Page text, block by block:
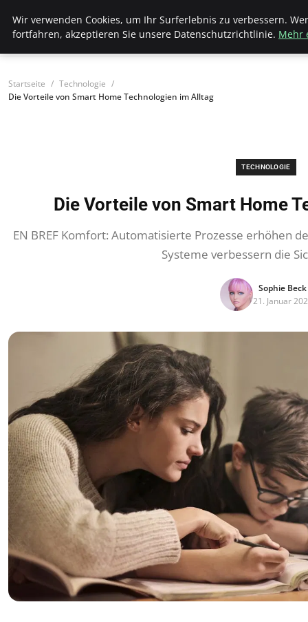
Bistro Grammophon
Startseite
Technologie
Die Vorteile von Smart Home Technologien im Alltag
TECHNOLOGIE
Die Vorteile von Smart Home
EN BREF Komfort: Automatisierte Prozesse erhöhen
Systeme verbessern die
Sophie Beck
21. Januar
Wir verwenden Cookies, um Ihr Surferlebnis zu verbessern.
fortfahren, akzeptieren Sie unsere Datenschutzrichtlinie. Mehr